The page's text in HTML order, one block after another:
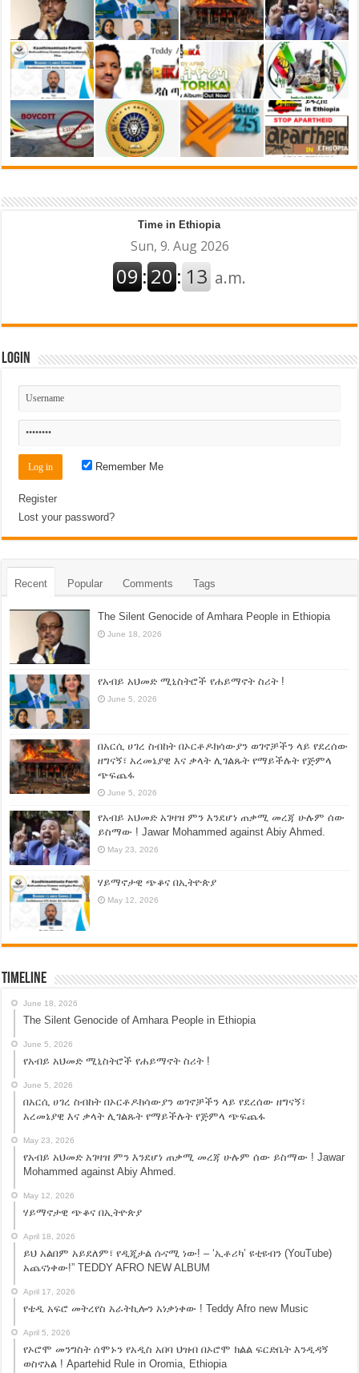
Time in Ethiopia
Login
Remember Me
Register
Lost your password?
Recent Popular Comments Tags
The Silent Genocide of Amhara People in Ethiopia
June 18, 2026
የአብይ አህመድ ሚኒስትሮች የሐይማኖት ስሪት !
June 5, 2026
በአርሲ ሀገረ ስብከት በኦርቶዶክሳውያን ወገኖቻችን ላይ የደረሰው
ዘግናኝ፣ አረመኔያዊ እና ቃላት ሊገልጹት የማይችሉት የጅምላ
ጭፍጨፋ
June 5, 2026
የአብይ አህመድ አገዛዝ ምን እንደሆነ ጠቃሚ መረጃ ሁሉም ሰው
ይስማው ! Jawar Mohammed against Abiy Ahmed.
May 23, 2026
ሃይማኖታዊ ጭቆና በኢትዮጵያ
May 12, 2026
Timeline
June 18, 2026
The Silent Genocide of Amhara People in Ethiopia
June 5, 2026
የአብይ አህመድ ሚኒስትሮች የሐይማኖት ስሪት !
June 5, 2026
በአርሲ ሀገረ ስብከት በኦርቶዶክሳውያን ወገኖቻችን ላይ የደረሰው ዘግናኝ፣
አረመኔያዊ እና ቃላት ሊገልጹት የማይችሉት የጅምላ ጭፍጨፋ
May 23, 2026
የአብይ አህመድ አገዛዝ ምን እንደሆነ ጠቃሚ መረጃ ሁሉም ሰው ይስማው ! Jawar
Mohammed against Abiy Ahmed.
May 12, 2026
ሃይማኖታዊ ጭቆና በኢትዮጵያ
April 18, 2026
ይህ አልበም አይደለም፣ የዲጂታል ሱናሚ ነው! – ‘ኢቶሪካ’ ዩቲዩብን (YouTube)
አጨናነቀው!” TEDDY AFRO NEW ALBUM
April 17, 2026
የቴዲ አፍሮ መትረየስ አራትኪሎን አነቃነቀው ! Teddy Afro new Music
April 5, 2026
የኦሮሞ መንግስት ሰሞኑን የአዲስ አበባ ህዝብ በኦሮሞ ክልል ፍርድቤት እንዲዳኝ
ወስኖአል ! Apartehid Rule in Oromia, Ethiopia